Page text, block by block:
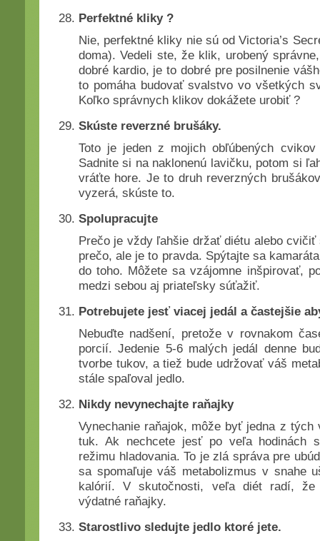
Perfektné kliky ?
Nie, perfektné kliky nie sú od Victoria’s
doma). Vedeli ste, že klik, urobený
dobré kardio, je to dobré pre posilnenie
to pomáha budovať svalstvo vo všetkých
Koľko správnych klikov dokážete urobiť ?
Skúste reverzné brušáky.
Toto je jeden z mojich obľúbených
Sadnite si na naklonenú lavičku, potom si
vráťte hore. Je to druh reverzných
vyzerá, skúste to.
Spolupracujte
Prečo je vždy ľahšie držať diétu alebo
prečo, ale je to pravda. Spýtajte sa
do toho. Môžete sa vzájomne inšpirovať,
medzi sebou aj priateľsky súťažiť.
Potrebujete jesť viacej jedál a častejšie
Nebuďte nadšení, pretože v rovnakom
porcií. Jedenie 5-6 malých jedál denne
tvorbe tukov, a tiež bude udržovať váš
stále spaľoval jedlo.
Nikdy nevynechajte raňajky
Vynechanie raňajok, môže byť jedna z
tuk. Ak nechcete jesť po veľa hodinách
režimu hladovania. To je zlá správa pre
sa spomaľuje váš metabolizmus v snahe
kalórií. V skutočnosti, veľa diét radí, že
výdatné raňajky.
Starostlivo sledujte jedlo ktoré jete.